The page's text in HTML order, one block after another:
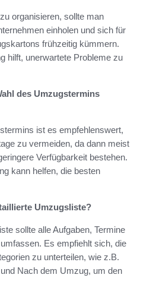
organisieren, sollte man
einholen und sich für
frühzeitig kümmern.
hilft, unerwartete Probleme zu
des Umzugstermins
ist es empfehlenswert,
zu vermeiden, da dann meist
Verfügbarkeit bestehen.
kann helfen, die besten
Umzugsliste?
sollte alle Aufgaben, Termine
Es empfiehlt sich, die
zu unterteilen, wie z.B.
Nach dem Umzug, um den